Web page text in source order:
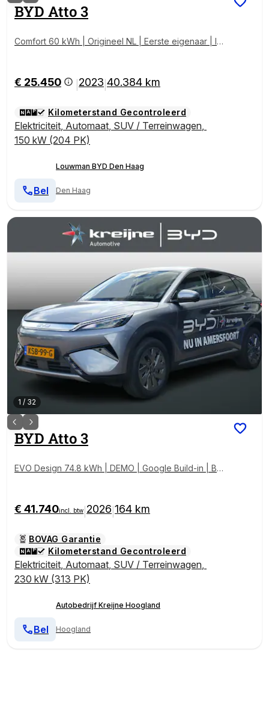
BYD Atto 3
Comfort 60 kWh | Origineel NL | Eerste eigenaar | In
€ 25.450 2023 40.384 km
Kilometerstand Gecontroleerd
Elektriciteit, Automaat, SUV / Terreinwagen,
150 kW (204 PK)
Louwman BYD Den Haag
Den Haag
Bel
1 / 32
BYD Atto 3
EVO Design 74.8 kWh | DEMO | Google Build-in | Bei
€ 41.740incl. btw 2026 164 km
BOVAG Garantie
Kilometerstand Gecontroleerd
Elektriciteit, Automaat, SUV / Terreinwagen,
230 kW (313 PK)
Autobedrijf Kreijne Hoogland
Hoogland
Bel